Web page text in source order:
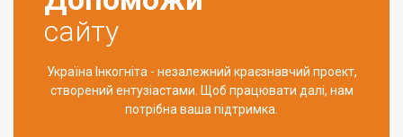
сайту
Україна Інкогніта - незалежний краєзнавчий проект,
створений ентузіастами. Щоб працювати далі, нам
потрібна ваша підтримка.